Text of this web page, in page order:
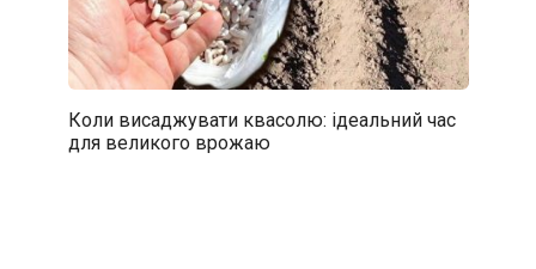
Коли висаджувати квасолю: ідеальний час
для великого врожаю